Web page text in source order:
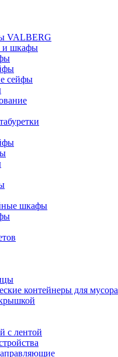
VALBERG
и шкафы
сейфы
шкафы
контейнеры для мусора
с лентой